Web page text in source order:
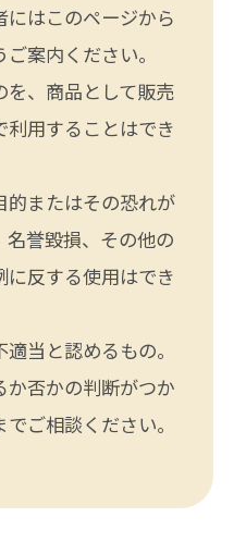
にはこのページから
案内ください。
を、商品として販売
用することはでき
的またはその恐れが
名誉毀損、その他の
反する使用はでき
当と認めるもの。
か否かの判断がつか
ご相談ください。